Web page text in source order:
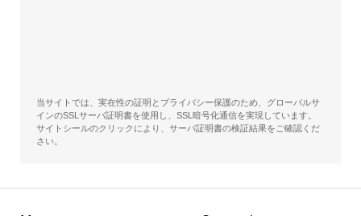
当サイトでは、実在性の証明とプライバシー保護のため、グローバルサ
インのSSLサーバ証明書を使用し、SSL暗号化通信を実現しています。
サイトシールのクリックにより、サーバ証明書の検証結果をご確認くだ
さい。